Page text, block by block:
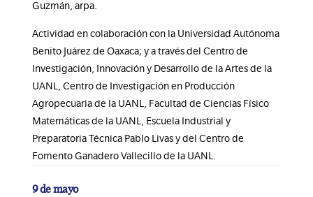
Guzmán, arpa.
Actividad en colaboración con la Universidad Autónoma
Benito Juárez de Oaxaca; y a través del Centro de
Investigación, Innovación y Desarrollo de la Artes de la
UANL, Centro de Investigación en Producción
Agropecuaria de la UANL, Facultad de Ciencias Físico
Matemáticas de la UANL, Escuela Industrial y
Preparatoria Técnica Pablo Livas y del Centro de
Fomento Ganadero Vallecillo de la UANL.
9 de mayo